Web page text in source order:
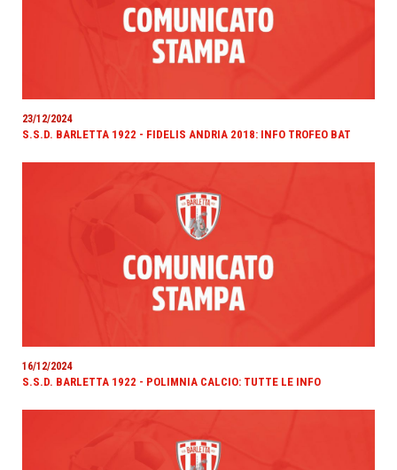
23/12/2024
S.S.D. BARLETTA 1922 - FIDELIS ANDRIA 2018: INFO TROFEO BAT
16/12/2024
S.S.D. BARLETTA 1922 - POLIMNIA CALCIO: TUTTE LE INFO